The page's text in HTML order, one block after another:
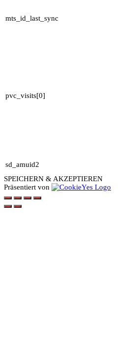
mts_id_last_sync
pvc_visits[0]
sd_amuid2
SPEICHERN & AKZEPTIEREN
Präsentiert von